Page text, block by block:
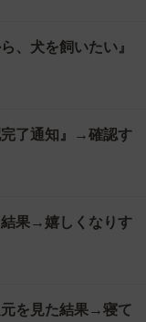
、犬を飼いたい』
了通知』→確認す
果→嬉しくなりす
を見た結果→寝て